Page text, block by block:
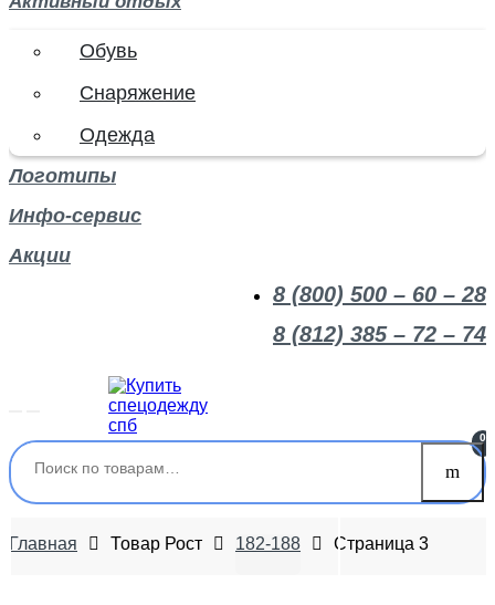
Обувь
Снаряжение
Одежда
Логотипы
Инфо-сервис
Акции
8 (800) 500 – 60 – 28
8 (812) 385 – 72 – 74
0
Искать:
Главная Товар Рост 182-188 Страница 3